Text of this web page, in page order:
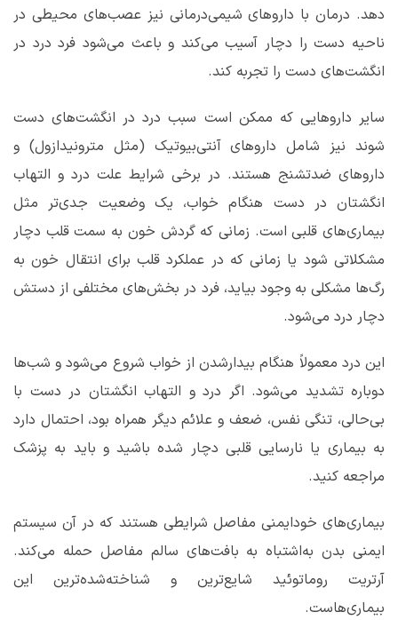
دهد. درمان با داروهای شیمی‌درمانی نیز عصب‌های محیطی در
ناحیه دست را دچار آسیب می‌کند و باعث می‌شود فرد درد در
انگشت‌های دست را تجربه کند.
سایر داروهایی که ممکن است سبب درد در انگشت‌های دست
شوند نیز شامل داروهای آنتی‌بیوتیک (مثل مترونیدازول) و
داروهای ضدتشنج هستند. در برخی شرایط علت درد و التهاب
انگشتان در دست هنگام خواب، یک وضعیت جدی‌تر مثل
بیماری‌های قلبی است. زمانی که گردش خون به سمت قلب دچار
مشکلاتی شود یا زمانی که در عملکرد قلب برای انتقال خون به
رگ‌ها مشکلی به وجود بیاید، فرد در بخش‌های مختلفی از دستش
دچار درد می‌شود.
این درد معمولاً هنگام بیدارشدن از خواب شروع می‌شود و شب‌ها
دوباره تشدید می‌شود. اگر درد و التهاب انگشتان در دست با
بی‌حالی، تنگی نفس، ضعف و علائم دیگر همراه بود، احتمال دارد
به بیماری یا نارسایی قلبی دچار شده باشید و باید به پزشک
مراجعه کنید.
بیماری‌های خودایمنی مفاصل شرایطی هستند که در آن سیستم
ایمنی بدن به‌اشتباه به بافت‌های سالم مفاصل حمله می‌کند.
آرتریت روماتوئید شایع‌ترین و شناخته‌شده‌ترین این
بیماری‌هاست.